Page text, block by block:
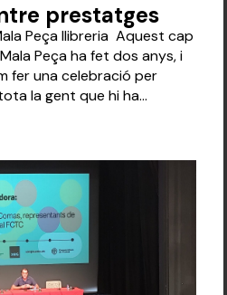
prestatges
Peça llibreria Aquest cap
Peça ha fet dos anys, i
fer una celebració per
la gent que hi ha...